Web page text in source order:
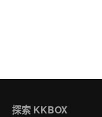
探索 KKBOX